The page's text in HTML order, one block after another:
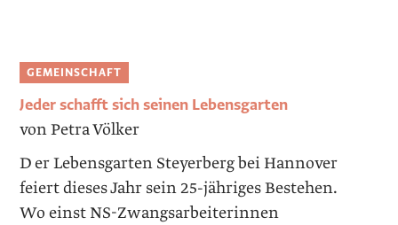
GEMEINSCHAFT
Jeder schafft sich seinen Lebensgarten
von Petra Völker
D er Lebensgarten Steyerberg bei Hannover
feiert dieses Jahr sein 25-jähriges Bestehen.
Wo einst NS-Zwangsarbeiterinnen